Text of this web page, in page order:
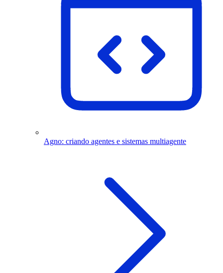
Agno: criando agentes e sistemas multiagente